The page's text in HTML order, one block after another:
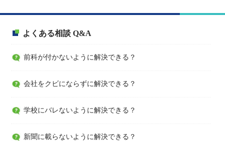
よくある相談 Q&A
前科が付かないように解決できる？
会社をクビにならずに解決できる？
学校にバレないように解決できる？
新聞に載らないように解決できる？